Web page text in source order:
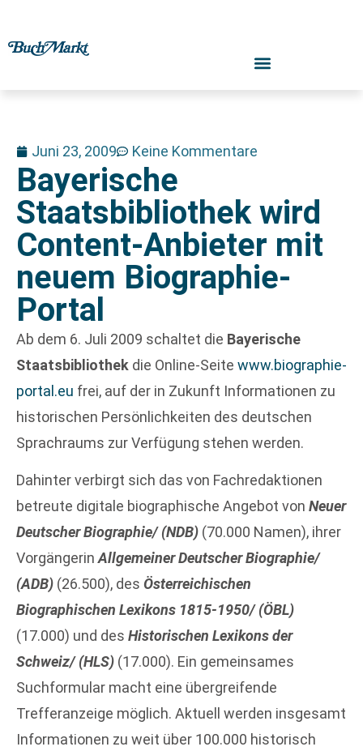
Juni 23, 2009 Keine Kommentare
Bayerische
Staatsbibliothek wird
Content-Anbieter mit
neuem Biographie-
Portal
Ab dem 6. Juli 2009 schaltet die Bayerische
Staatsbibliothek die Online-Seite www.biographie-
portal.eu frei, auf der in Zukunft Informationen zu
historischen Persönlichkeiten des deutschen
Sprachraums zur Verfügung stehen werden.
Dahinter verbirgt sich das von Fachredaktionen
betreute digitale biographische Angebot von Neuer
Deutscher Biographie/ (NDB) (70.000 Namen), ihrer
VorgängerinAllgemeiner Deutscher Biographie/
(ADB) (26.500), des Österreichischen
Biographischen Lexikons 1815-1950/ (ÖBL)
(17.000) und des Historischen Lexikons der
Schweiz/ (HLS) (17.000). Ein gemeinsames
Suchformular macht eine übergreifende
Trefferanzeige möglich. Aktuell werden insgesamt
Informationen zu weit über 100.000 historisch